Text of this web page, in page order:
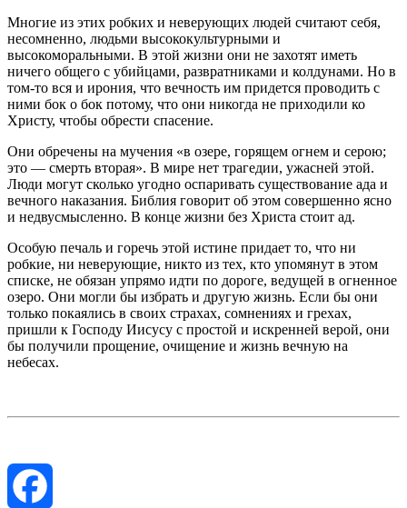
Многие из этих робких и неверующих людей считают себя,
несомненно, людьми высококультурными и
высокоморальными. В этой жизни они не захотят иметь
ничего общего с убийцами, развратниками и колдунами. Но в
том-то вся и ирония, что вечность им придется проводить с
ними бок о бок потому, что они никогда не приходили ко
Христу, чтобы обрести спасение.
Они обречены на мучения «в озере, горящем огнем и серою;
это — смерть вторая». В мире нет трагедии, ужасней этой.
Люди могут сколько угодно оспаривать существование ада и
вечного наказания. Библия говорит об этом совершенно ясно
и недвусмысленно. В конце жизни без Христа стоит ад.
Особую печаль и горечь этой истине придает то, что ни
робкие, ни неверующие, никто из тех, кто упомянут в этом
списке, не обязан упрямо идти по дороге, ведущей в огненное
озеро. Они могли бы избрать и другую жизнь. Если бы они
только покаялись в своих страхах, сомнениях и грехах,
пришли к Господу Иисусу с простой и искренней верой, они
бы получили прощение, очищение и жизнь вечную на
небесах.